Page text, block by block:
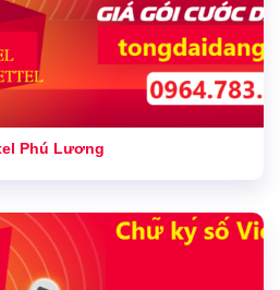
Phú Lương